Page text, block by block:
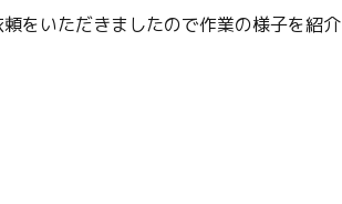
をいただきましたので作業の様子を紹介